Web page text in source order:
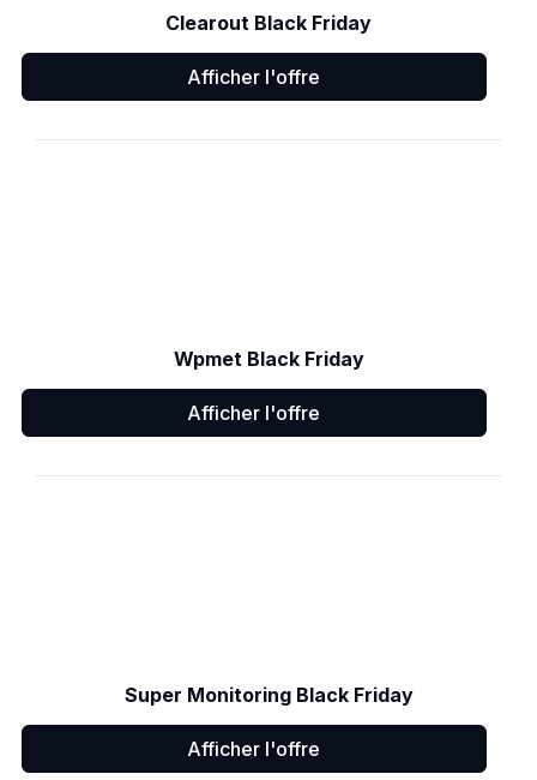
Clearout Black Friday
Afficher l'offre
Wpmet Black Friday
Afficher l'offre
Super Monitoring Black Friday
Afficher l'offre